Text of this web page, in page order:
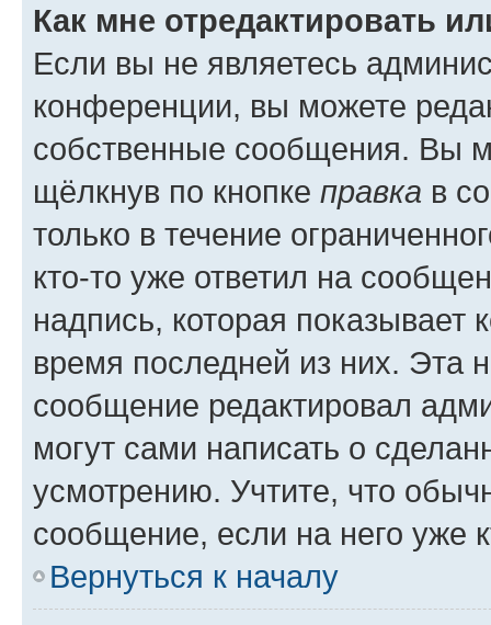
Как мне отредактировать
Если вы не являетесь
конференции, вы можете
собственные сообщения. Вы
щёлкнув по кнопке правка в
только в течение
кто-то уже ответил на
надпись, которая показывает
время последней из них. Эта
сообщение редактировал
могут сами написать о
усмотрению. Учтите, что
сообщение, если на него уже
Вернуться к началу